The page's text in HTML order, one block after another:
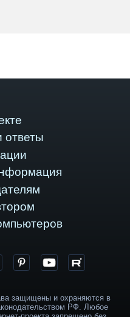
ответы
защищены и охраняются в
РФ. Любое